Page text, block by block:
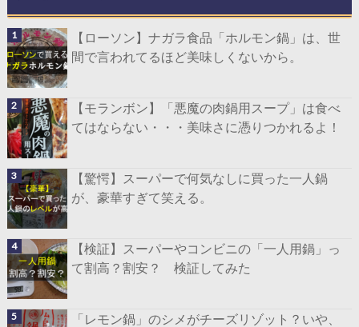
【ローソン】ナガラ食品「ホルモン鍋」は、世
間で言われてるほど美味しくないから。
【モランボン】「悪魔の肉鍋用スープ」は食べ
てはならない・・・美味さに憑りつかれるよ！
【驚愕】スーパーで何気なしに買った一人鍋
が、豪華すぎて笑える。
【検証】スーパーやコンビニの「一人用鍋」っ
て割高？割安？ 検証してみた
「レモン鍋」のシメがチーズリゾット？いや、